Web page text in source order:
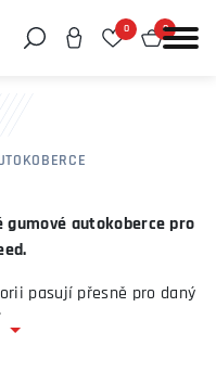
0 0
autokoberce pro
pasují přesně pro daný